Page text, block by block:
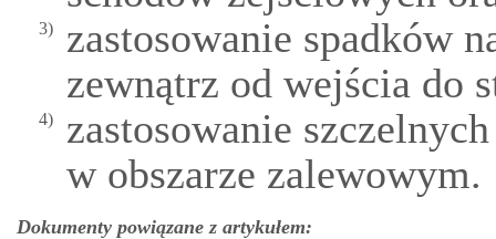
3)
zastosowanie spadków
zewnątrz od wejścia do
4)
zastosowanie
w obszarze zalewowym.
Dokumenty powiązane z artykułem: